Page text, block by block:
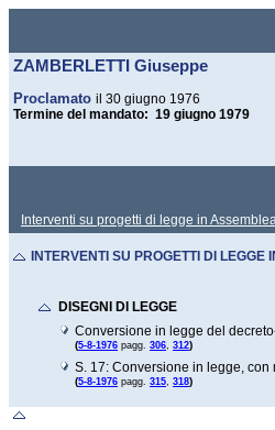
ZAMBERLETTI Giuseppe
Proclamato il 30 giugno 1976
Termine del mandato: 19 giugno 1979
Interventi su progetti di legge in
INTERVENTI SU PROGETTI DI LEGGE
DISEGNI DI LEGGE
Conversione in legge del
(5-8-1976 pagg. 306, 312)
S. 17: Conversione in legge,
(5-8-1976 pagg. 315, 318)